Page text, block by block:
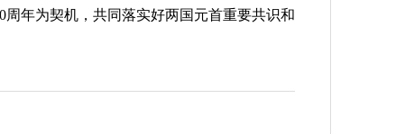
年为契机，共同落实好两国元首重要共识和